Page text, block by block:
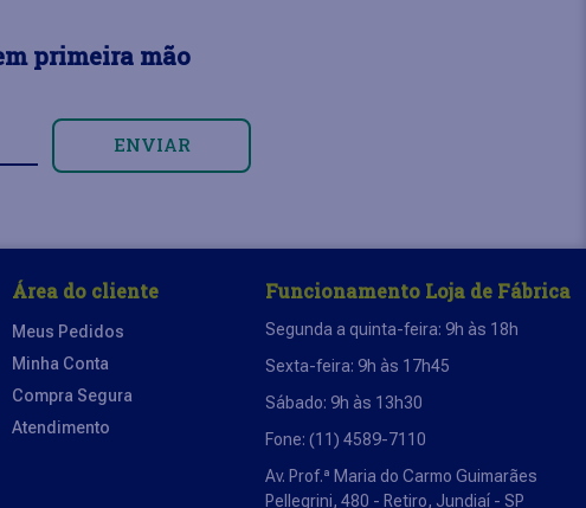
primeira mão
ENVIAR
Área do cliente
Meus Pedidos
Minha Conta
Compra Segura
Atendimento
Funcionamento Loja de Fábrica
Segunda a quinta-feira: 9h às 18h
Sexta-feira: 9h às 17h45
Sábado: 9h às 13h30
Fone: (11) 4589-7110
Av. Prof.ª Maria do Carmo Guimarães
Pellegrini, 480 - Retiro, Jundiaí - SP